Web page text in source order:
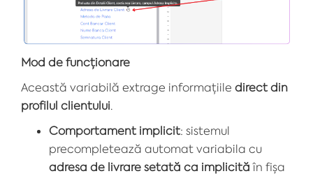
Mod de funcționare
Această variabilă extrage informațiile direct din
profilul clientului.
Comportament implicit: sistemul
precompletează automat variabila cu
adresa de livrare setată ca implicită în fișa